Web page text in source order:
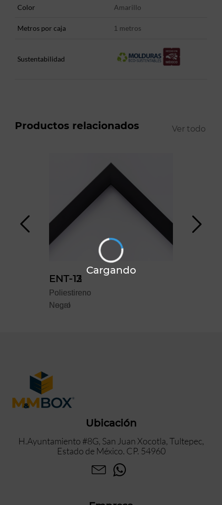
Color Amarillo
Metros por caja 1 metros
Sustentabilidad
Productos relacionados Ver todo
ENT-12
Poliestireno
Negro
ENT-13
Poliestireno
Nogal
Cargando
Ubicación
H.Ayuntamiento #8G, San Juan Xocotla, Tultepec,
Estado de México. CP. 54960